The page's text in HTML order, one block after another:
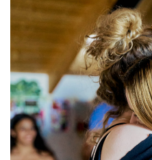
hauptberuflichen
Kinder langfristig
Treffen,
Unternehmungen
ihrem eigenen
Neben jedem Kind
der nur auf ihn